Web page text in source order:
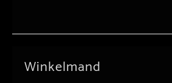
Winkelmand